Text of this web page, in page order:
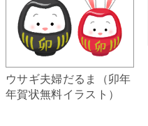
ウサギ夫婦だるま（卯年
年賀状無料イラスト）